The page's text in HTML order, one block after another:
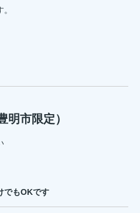
市限定）
でもOKです